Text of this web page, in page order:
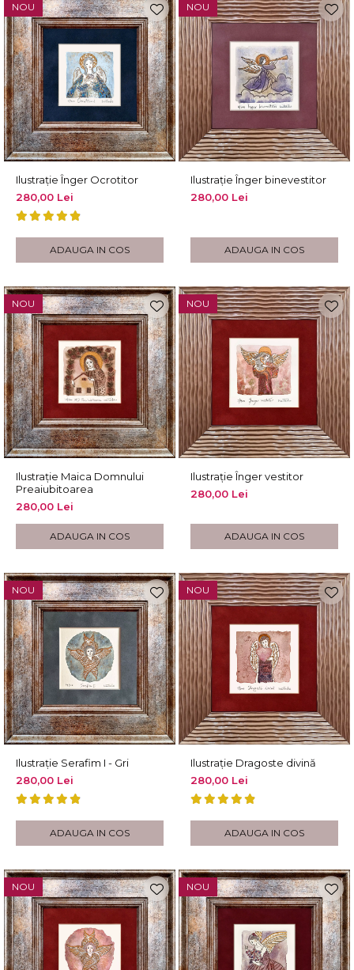
NOU
Ilustrație Înger Ocrotitor
280,00 Lei
ADAUGA IN COS
NOU
Ilustrație Înger binevestitor
280,00 Lei
ADAUGA IN COS
NOU
Ilustrație Maica Domnului
Preaiubitoarea
280,00 Lei
ADAUGA IN COS
NOU
Ilustrație Înger vestitor
280,00 Lei
ADAUGA IN COS
NOU
Ilustrație Serafim I - Gri
280,00 Lei
ADAUGA IN COS
NOU
Ilustrație Dragoste divină
280,00 Lei
ADAUGA IN COS
NOU NOU